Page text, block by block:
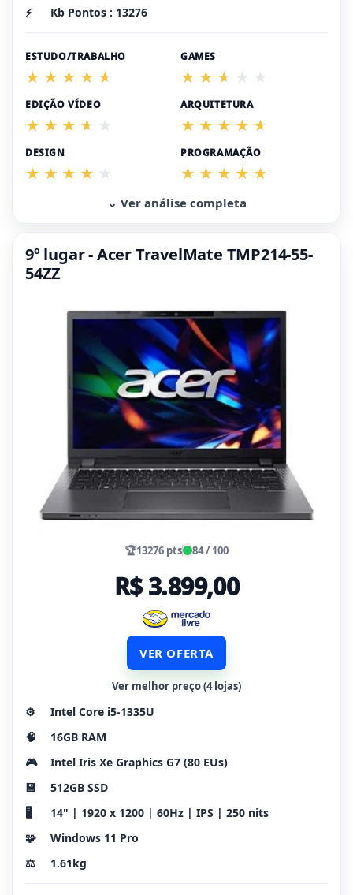
⚡ Kb Pontos : 13276
ESTUDO/TRABALHO GAMES
EDIÇÃO VÍDEO ARQUITETURA
DESIGN PROGRAMAÇÃO
⌄ Ver análise completa
9º lugar - Acer TravelMate TMP214-55-
54ZZ
🏆13276 pts 84 / 100
R$ 3.899,00
VER OFERTA
Ver melhor preço (4 lojas)
⚙️
Intel Core i5-1335U
🧠
16GB RAM
🎮
Intel Iris Xe Graphics G7 (80 EUs)
💾
512GB SSD
🖥️
14" | 1920 x 1200 | 60Hz | IPS | 250 nits
🧩
Windows 11 Pro
⚖️
1.61kg